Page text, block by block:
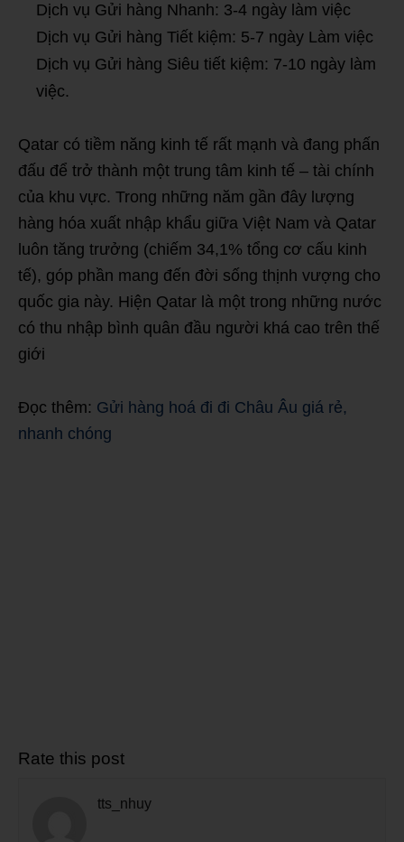
Dịch vụ Gửi hàng Nhanh: 3-4 ngày làm việc
Dịch vụ Gửi hàng Tiết kiệm: 5-7 ngày Làm việc
Dịch vụ Gửi hàng Siêu tiết kiệm: 7-10 ngày làm
việc.
Qatar có tiềm năng kinh tế rất mạnh và đang phấn
đấu để trở thành một trung tâm kinh tế – tài chính
của khu vực. Trong những năm gần đây lượng
hàng hóa xuất nhập khẩu giữa Việt Nam và Qatar
luôn tăng trưởng (chiếm 34,1% tổng cơ cấu kinh
tế), góp phần mang đến đời sống thịnh vượng cho
quốc gia này. Hiện Qatar là một trong những nước
có thu nhập bình quân đầu người khá cao trên thế
giới
Đọc thêm: Gửi hàng hoá đi đi Châu Âu giá rẻ,
nhanh chóng
Rate this post
tts_nhuy